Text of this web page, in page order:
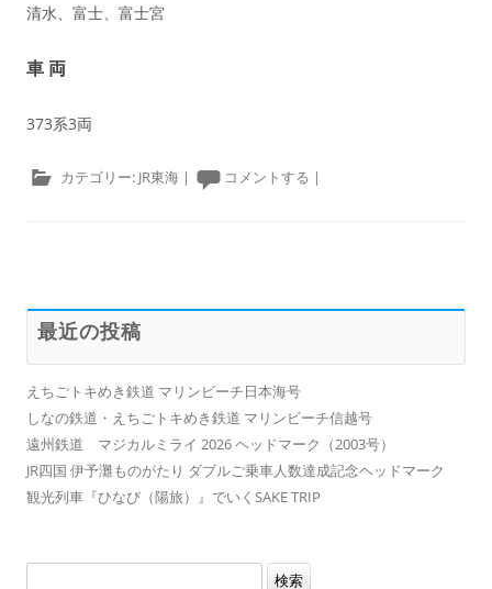
清水、富士、富士宮
車 両
373系3両
カテゴリー: JR東海 | コメントする |
最近の投稿
えちごトキめき鉄道 マリンビーチ日本海号
しなの鉄道・えちごトキめき鉄道 マリンビーチ信越号
遠州鉄道 マジカルミライ 2026 ヘッドマーク（2003号）
JR四国 伊予灘ものがたり ダブルご乗車人数達成記念ヘッドマーク
観光列車『ひなび（陽旅）』でいくSAKE TRIP